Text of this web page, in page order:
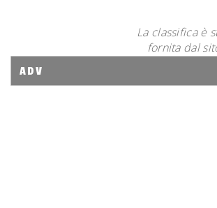
La classifica è
fornita dal
ADV